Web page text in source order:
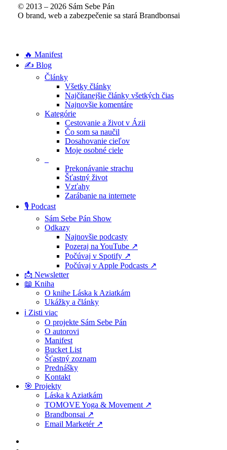
© 2013 – 2026Sám Sebe Pán
O brand, web a zabezpečenie sa stará Brandbonsai
Close
Menu
🔥 Manifest
✍️ Blog
Články
Všetky články
Najčítanejšie články všetkých čias
Najnovšie komentáre
Kategórie
Cestovanie a život v Ázii
Čo som sa naučil
Dosahovanie cieľov
Moje osobné ciele
Prekonávanie strachu
Šťastný život
Vzťahy
Zarábanie na internete
🎙️ Podcast
Sám Sebe Pán Show
Odkazy
Najnovšie podcasty
Pozeraj na YouTube ↗
Počúvaj v Spotify ↗
Počúvaj v Apple Podcasts ↗
📩 Newsletter
📖 Kniha
O knihe Láska k Aziatkám
Ukážky a články
ℹ️ Zisti viac
O projekte Sám Sebe Pán
O autorovi
Manifest
Bucket List
Šťastný zoznam
Prednášky
Kontakt
🎯 Projekty
Láska k Aziatkám
TOMOVE Yoga & Movement ↗
Brandbonsai ↗
Email Marketér ↗